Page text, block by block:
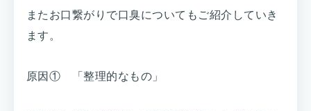
またお口繋がりで口臭についてもご紹介していき
ます。
原因① 「整理的なもの」